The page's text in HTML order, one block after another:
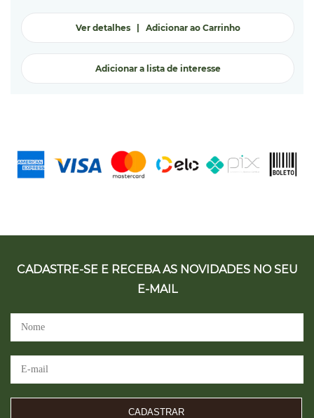
Ver detalhes| Adicionar ao Carrinho
Adicionar a lista de interesse
CADASTRE-SE E RECEBA AS NOVIDADES NO SEU
E-MAIL
CADASTRAR